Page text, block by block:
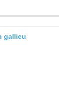
gallieu